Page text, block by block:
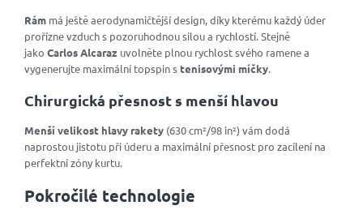
Rám má ještě aerodynamičtější design, díky kterému každý úder
prořízne vzduch s pozoruhodnou silou a rychlostí. Stejně
jako Carlos Alcaraz uvolněte plnou rychlost svého ramene a
vygenerujte maximální topspin stenisovými míčky.
Chirurgická přesnost s menší hlavou
Menší velikost hlavy rakety (630 cm²/98 in²) vám dodá
naprostou jistotu při úderu a maximální přesnost pro zacílení na
perfektní zóny kurtu.
Pokročilé technologie